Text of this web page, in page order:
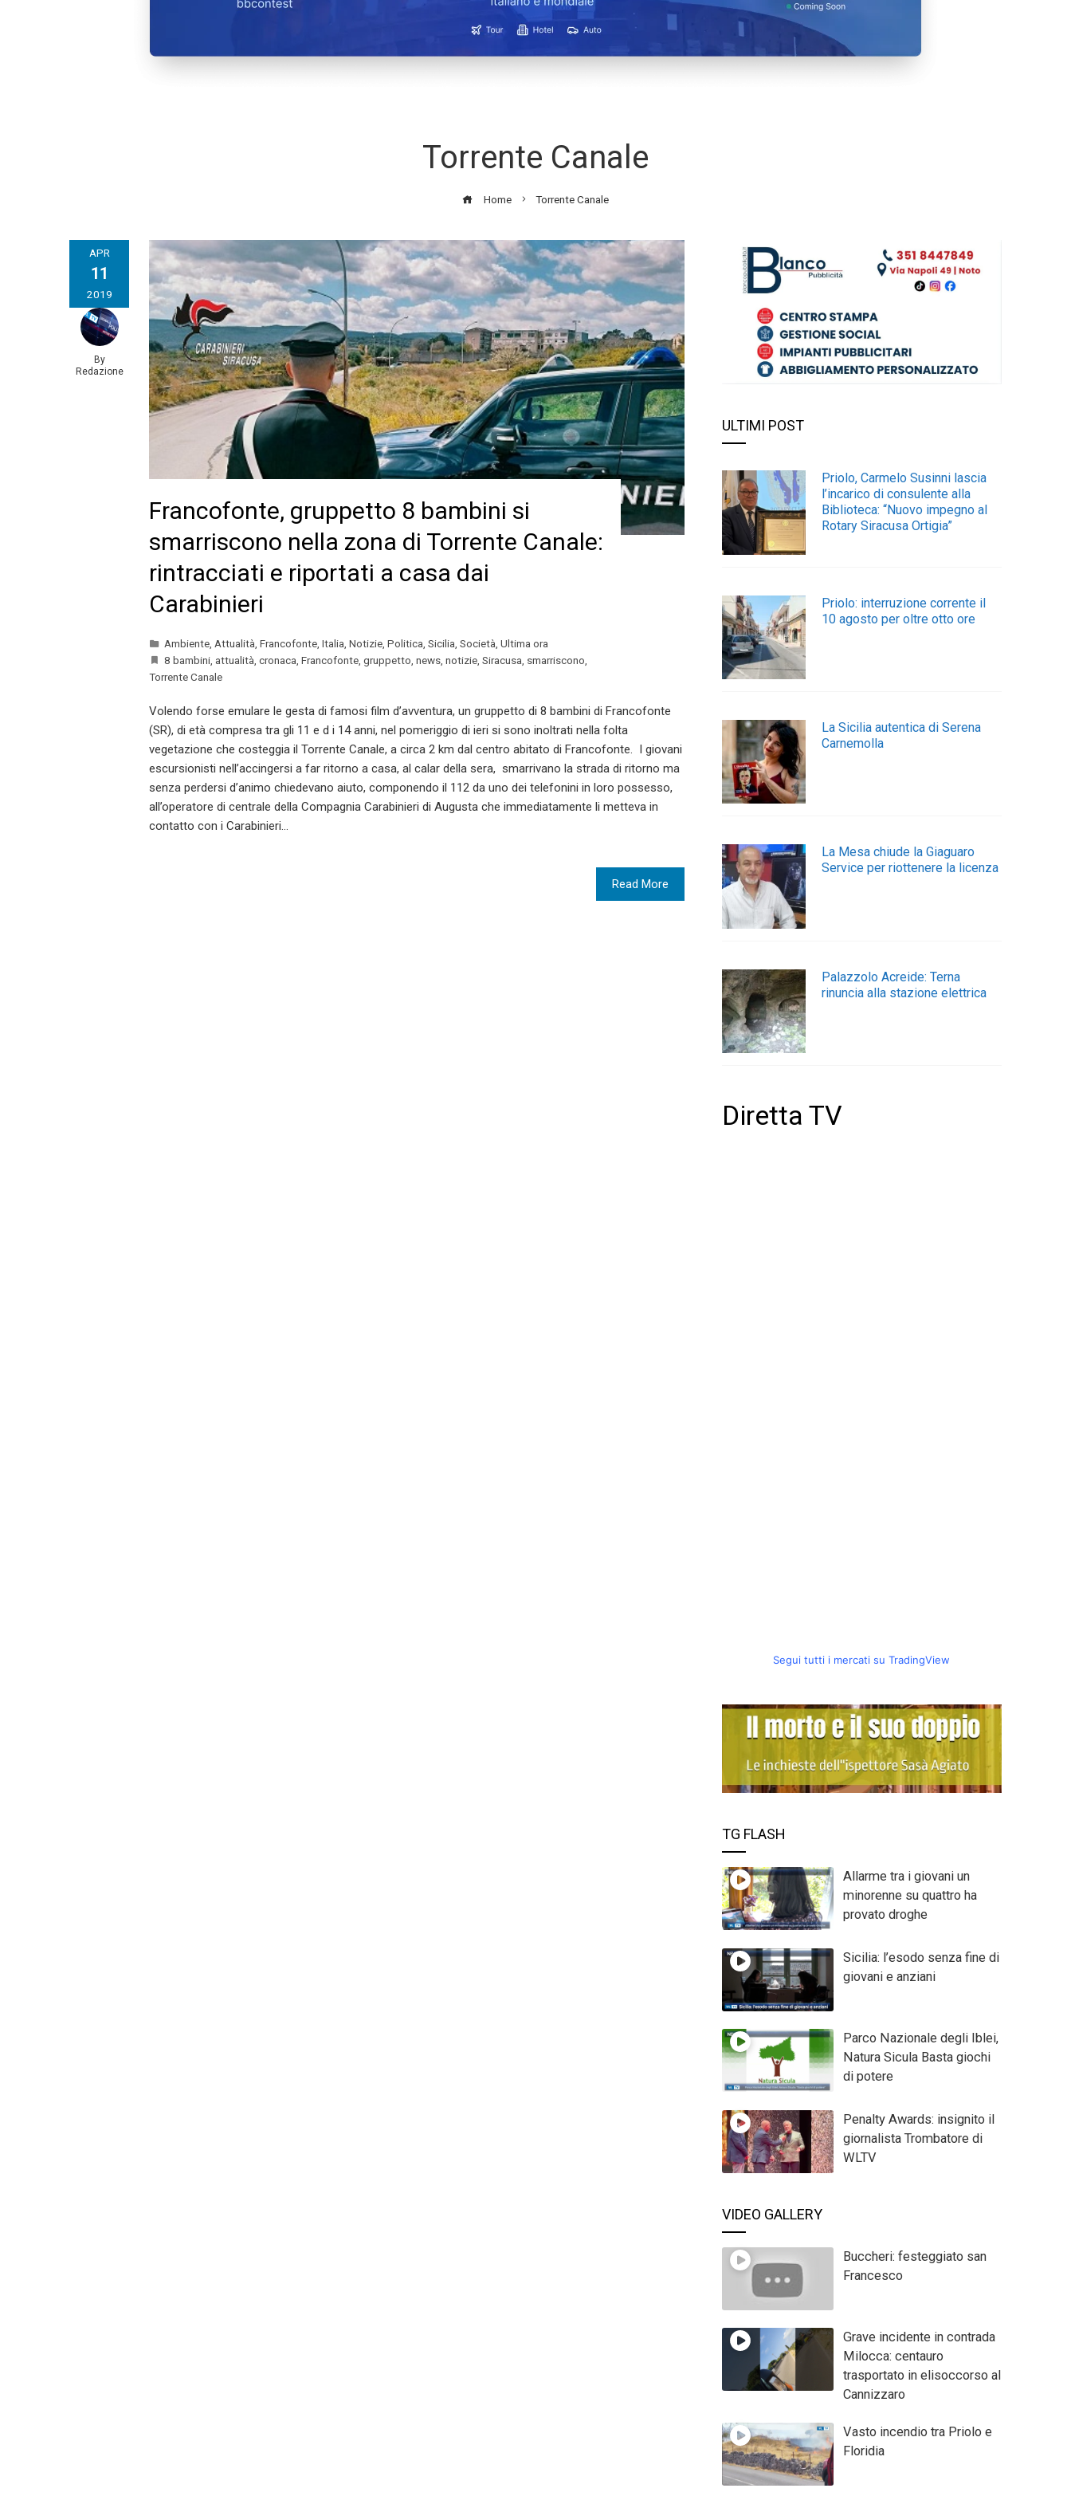
Torrente Canale
Home Torrente Canale
APR
11
2019
By
Redazione
Francofonte, gruppetto 8 bambini si
smarriscono nella zona di Torrente Canale:
rintracciati e riportati a casa dai
Carabinieri
Ambiente Attualità Francofonte Italia Notizie Politica Sicilia Società Ultima ora
8 bambini attualità cronaca Francofonte gruppetto news notizie Siracusa smarriscono
Torrente Canale
Volendo forse emulare le gesta di famosi film d’avventura, un gruppetto di 8 bambini di Francofonte
(SR), di età compresa tra gli 11 e d i 14 anni, nel pomeriggio di ieri si sono inoltrati nella folta
vegetazione che costeggia il Torrente Canale, a circa 2 km dal centro abitato di Francofonte. I giovani
escursionisti nell’accingersi a far ritorno a casa, al calar della sera, smarrivano la strada di ritorno ma
senza perdersi d’animo chiedevano aiuto, componendo il 112 da uno dei telefonini in loro possesso,
all’operatore di centrale della Compagnia Carabinieri di Augusta che immediatamente li metteva in
contatto con i Carabinieri…
Read More
ULTIMI POST
Priolo, Carmelo Susinni lascia
l’incarico di consulente alla
Biblioteca: “Nuovo impegno al
Rotary Siracusa Ortigia”
Priolo: interruzione corrente il
10 agosto per oltre otto ore
La Sicilia autentica di Serena
Carnemolla
La Mesa chiude la Giaguaro
Service per riottenere la licenza
Palazzolo Acreide: Terna
rinuncia alla stazione elettrica
Diretta TV
Segui tutti i mercati su TradingView
TG FLASH
Allarme tra i giovani un
minorenne su quattro ha
provato droghe
Sicilia: l’esodo senza fine di
giovani e anziani
Parco Nazionale degli Iblei,
Natura Sicula Basta giochi
di potere
Penalty Awards: insignito il
giornalista Trombatore di
WLTV
VIDEO GALLERY
Buccheri: festeggiato san
Francesco
Grave incidente in contrada
Milocca: centauro
trasportato in elisoccorso al
Cannizzaro
Vasto incendio tra Priolo e
Floridia